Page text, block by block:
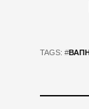
TAGS: #